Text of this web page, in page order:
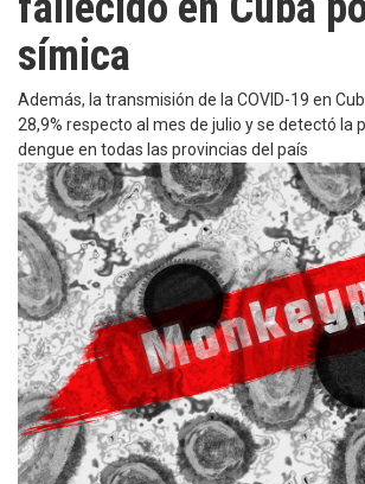
símica
Además, la transmisión de la COVID-19 en
28,9% respecto al mes de julio y se detectó la
dengue en todas las provincias del país